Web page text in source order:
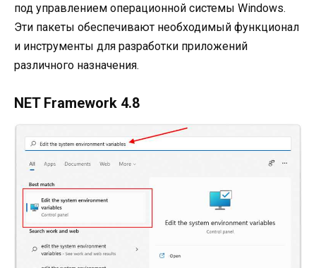
под управлением операционной системы Windows.
Эти пакеты обеспечивают необходимый функционал
и инструменты для разработки приложений
различного назначения.
NET Framework 4.8